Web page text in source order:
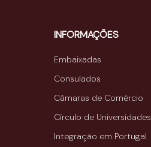
INFORMAÇÕES
Embaixadas
Consulados
Câmaras de Comércio
Círculo de Universidades
Integração em Portugal